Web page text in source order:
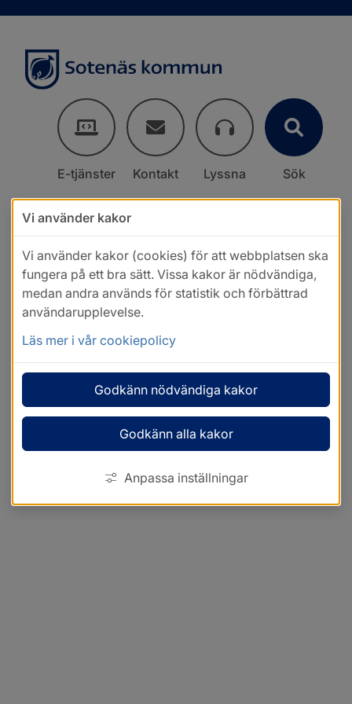
E-tjänster Kontakt Lyssna Sök
Vi använder kakor
Vi använder kakor (cookies) för att webbplatsen ska
fungera på ett bra sätt. Vissa kakor är nödvändiga,
medan andra används för statistik och förbättrad
användarupplevelse.
Läs mer i vår cookiepolicy
Godkänn nödvändiga kakor
Godkänn alla kakor
Anpassa inställningar